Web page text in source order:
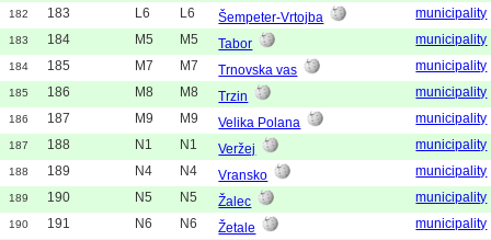
182 183 L6 L6 Šempeter-Vrtojba municipality
183 184 M5 M5 Tabor municipality
184 185 M7 M7 Trnovska vas municipality
185 186 M8 M8 Trzin municipality
186 187 M9 M9 Velika Polana municipality
187 188 N1 N1 Veržej municipality
188 189 N4 N4 Vransko municipality
189 190 N5 N5 Žalec municipality
190 191 N6 N6 Žetale municipality